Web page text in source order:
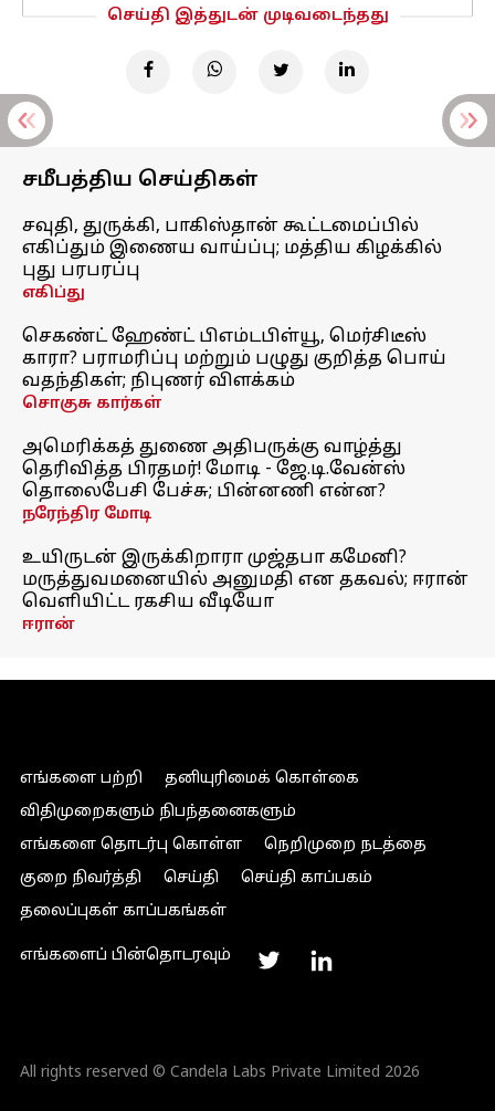
செய்தி இத்துடன் முடிவடைந்தது
சமீபத்திய செய்திகள்
சவுதி, துருக்கி, பாகிஸ்தான் கூட்டமைப்பில்
எகிப்தும் இணைய வாய்ப்பு; மத்திய கிழக்கில்
புது பரபரப்பு
எகிப்து
செகண்ட் ஹேண்ட் பிஎம்டபிள்யூ, மெர்சிடீஸ்
காரா? பராமரிப்பு மற்றும் பழுது குறித்த பொய்
வதந்திகள்; நிபுணர் விளக்கம்
சொகுசு கார்கள்
அமெரிக்கத் துணை அதிபருக்கு வாழ்த்து
தெரிவித்த பிரதமர்! மோடி - ஜே.டி.வேன்ஸ்
தொலைபேசி பேச்சு; பின்னணி என்ன?
நரேந்திர மோடி
உயிருடன் இருக்கிறாரா முஜ்தபா கமேனி?
மருத்துவமனையில் அனுமதி என தகவல்; ஈரான்
வெளியிட்ட ரகசிய வீடியோ
ஈரான்
எங்களை பற்றி
தனியுரிமைக் கொள்கை
விதிமுறைகளும் நிபந்தனைகளும்
எங்களை தொடர்பு கொள்ள
நெறிமுறை நடத்தை
குறை நிவர்த்தி
செய்தி
செய்தி காப்பகம்
தலைப்புகள் காப்பகங்கள்
எங்களைப் பின்தொடரவும்
All rights reserved © Candela Labs Private Limited 2026